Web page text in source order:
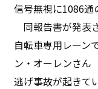
信号無視に1086通
同報告書が発表
自転車専用レーン
ン・オーレンさん
逃げ事故が起きて